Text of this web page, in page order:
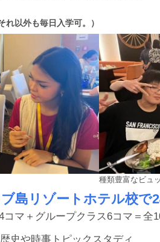
以外も毎日入学可。）
種類豊富なビュ
島リゾートホテル校で
マ＋グループクラス6コマ＝全
史や時事トピックスタディ